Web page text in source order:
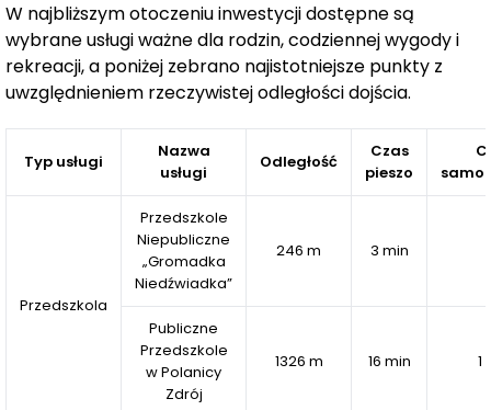
parterze zaplanowano elegancką restaurację oraz bar,
gdzie będziesz mógł cieszyć się wyśmienitą kuchnią i
relaksującą atmosferą.
Dalsze plany:
III etap- Twój wymarzony apartament w tym etapie
jest już dostępny w sprzedaży. Na parterze
przewidzieliśmy lokale usługowe z branży beauty,
medycyny estetycznej i wellness, co podnosi wartość
IV etap zakłada sale konferencyjne, co czyni inwestycję
jeszcze bardziej atrakcyjną dla firm i organizatorów
W najbliższym otoczeniu inwestycji dostępne są
wybrane usługi ważne dla rodzin, codziennej wygody i
rekreacji, a poniżej zebrano najistotniejsze punkty z
uwzględnieniem rzeczywistej odległości dojścia.
Typ usługi
Nazwa
usługi
Odległość
Czas
pieszo
Przedszkola
Przedszkole
Niepubliczne
„Gromadka
Niedźwiadka”
246 m 3 min
Publiczne
Przedszkole
w Polanicy
Zdrój
1326 m 16 min 1